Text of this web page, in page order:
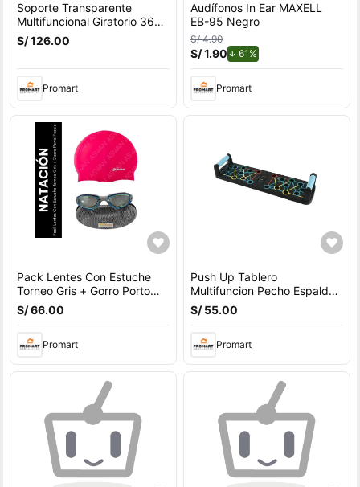
Soporte Transparente
Multifuncional Giratorio 360
Grados Y+Ligas Regalo
S/ 126.00
Promart
Audífonos In Ear MAXELL
EB-95 Negro
S/ 4.90
S/ 1.90 61%de descuento.
Promart
Pack Lentes Con Estuche
Torneo Gris + Gorro Porto
Fucsia
S/ 66.00
Promart
Push Up Tablero
Multifuncion Pecho Espalda
Hombros Triceps
S/ 55.00
Promart